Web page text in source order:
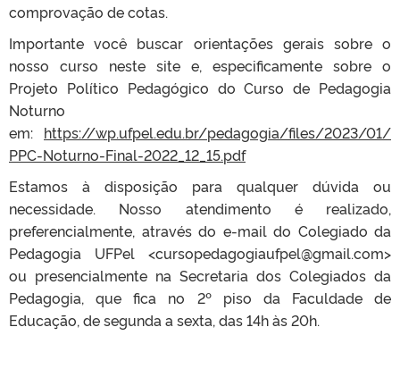
comprovação de cotas.
Importante você buscar orientações gerais sobre o
nosso curso neste site e, especificamente sobre o
Projeto Político Pedagógico do Curso de Pedagogia
Noturno
em: https://wp.ufpel.edu.br/pedagogia/files/2023/01/
PPC-Noturno-Final-2022_12_15.pdf
Estamos à disposição para qualquer dúvida ou
necessidade. Nosso atendimento é realizado,
preferencialmente, através do e-mail do Colegiado da
Pedagogia UFPel <cursopedagogiaufpel@gmail.com>
ou presencialmente na Secretaria dos Colegiados da
Pedagogia, que fica no 2º piso da Faculdade de
Educação, de segunda a sexta, das 14h às 20h.